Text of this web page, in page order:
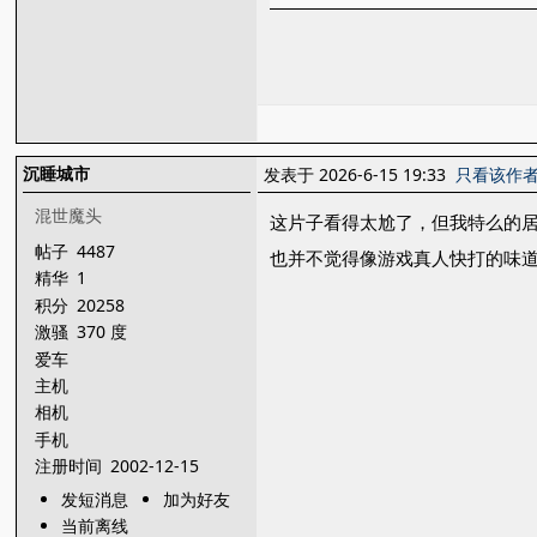
沉睡城市
混世魔头
帖子 4487
精华 1
积分 20258
激骚 370 度
爱车
主机
相机
手机
注册时间 2002-12-15
发短消息
加为好友
当前离线
发表于 2026-6-15 19:33 只看该作
这片子看得太尬了，但我特么的
也并不觉得像游戏真人快打的味道